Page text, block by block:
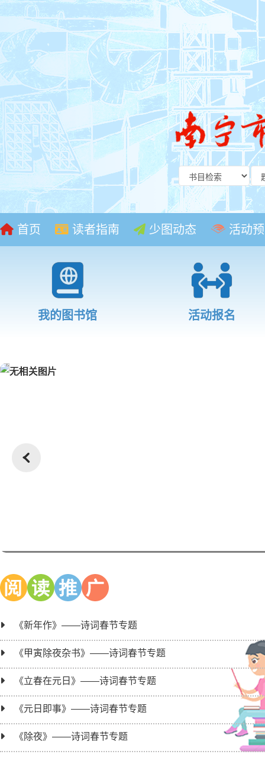
首页 读者指南 少图动态 活动
我的图书馆 活动报名
《新年作》——诗词春节专题
《甲寅除夜杂书》——诗词春节专题
《立春在元日》——诗词春节专题
《元日即事》——诗词春节专题
《除夜》——诗词春节专题